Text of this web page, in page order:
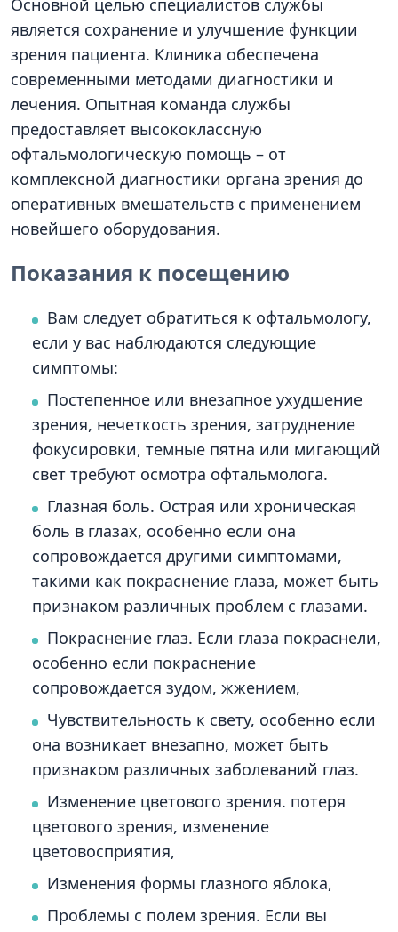
является сохранение и улучшение функции
зрения пациента. Клиника обеспечена
современными методами диагностики и
лечения. Опытная команда службы
предоставляет высококлассную
офтальмологическую помощь – от
комплексной диагностики органа зрения до
оперативных вмешательств с применением
новейшего оборудования.
Показания к посещению
Вам следует обратиться к офтальмологу,
если у вас наблюдаются следующие
симптомы:
Постепенное или внезапное ухудшение
зрения, нечеткость зрения, затруднение
фокусировки, темные пятна или мигающий
свет требуют осмотра офтальмолога.
Глазная боль. Острая или хроническая
боль в глазах, особенно если она
сопровождается другими симптомами,
такими как покраснение глаза, может быть
признаком различных проблем с глазами.
Покраснение глаз. Если глаза покраснели,
особенно если покраснение
сопровождается зудом, жжением,
Чувствительность к свету, особенно если
она возникает внезапно, может быть
признаком различных заболеваний глаз.
Изменение цветового зрения. потеря
цветового зрения, изменение
цветовосприятия,
Изменения формы глазного яблока,
Проблемы с полем зрения. Если вы